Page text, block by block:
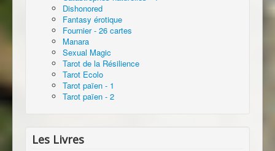
Dishonored
Fantasy érotique
Fournier - 26 cartes
Manara
Sexual Magic
Tarot de la Résilience
Tarot Ecolo
Tarot païen - 1
Tarot païen - 2
Les Livres